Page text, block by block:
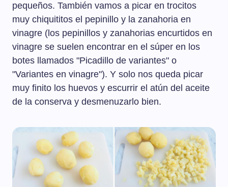
pequeños. También vamos a picar en trocitos
muy chiquititos el pepinillo y la zanahoria en
vinagre (los pepinillos y zanahorias encurtidos en
vinagre se suelen encontrar en el súper en los
botes llamados "Picadillo de variantes" o
"Variantes en vinagre"). Y solo nos queda picar
muy finito los huevos y escurrir el atún del aceite
de la conserva y desmenuzarlo bien.